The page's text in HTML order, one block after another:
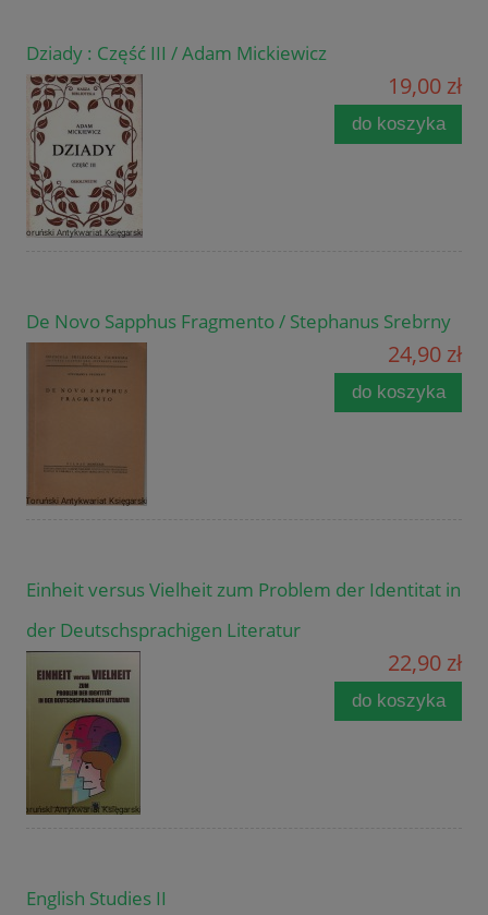
Dziady : Część III / Adam Mickiewicz
19,00 zł
do koszyka
De Novo Sapphus Fragmento / Stephanus Srebrny
24,90 zł
do koszyka
Einheit versus Vielheit zum Problem der Identitat in
der Deutschsprachigen Literatur
22,90 zł
do koszyka
English Studies II